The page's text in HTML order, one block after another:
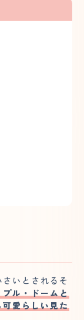
いとされるそ
ル・ドームと
愛らしい見た